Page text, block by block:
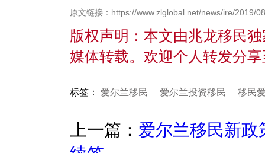
原文链接：https://www.zlglobal.net/news/ire/2019/
版权声明：本文由兆龙移民
媒体转载。欢迎个人转发分
标签： 爱尔兰移民 爱尔兰投资移民 移民
上一篇： 爱尔兰移民新